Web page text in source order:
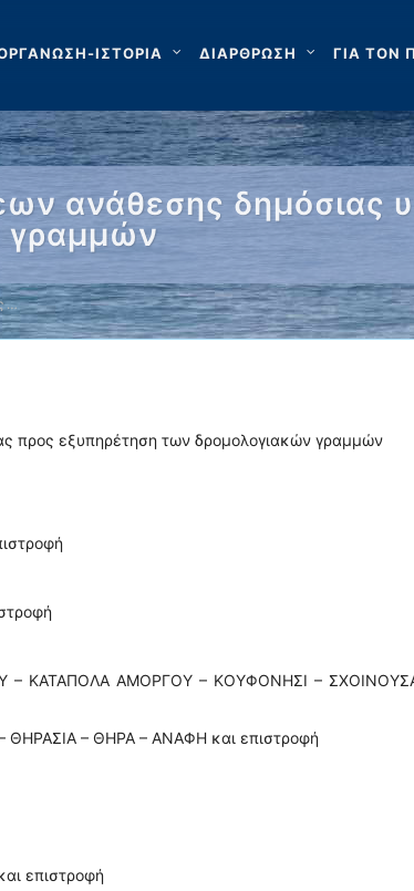
ΙΣΤΟΡΙΑ ΔΙΑΡΘΡΩΣΗ ΓΙΑ ΤΟΝ
ανάθεσης δημόσιας
γραμμών
…
προς εξυπηρέτηση των δρομολογιακών γραμμών
– ΚΑΤΑΠΟΛΑ ΑΜΟΡΓΟΥ – ΚΟΥΦΟΝΗΣΙ –
– ΘΗΡΑ – ΑΝΑΦΗ και επιστροφή
επιστροφή